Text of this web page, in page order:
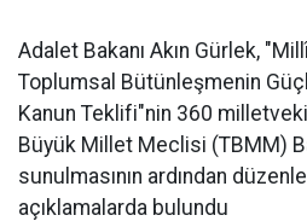
Adalet Bakanı Akın Gürlek,
Toplumsal Bütünleşmenin
Kanun Teklifi"nin 360
Büyük Millet Meclisi (TBMM)
sunulmasının ardından
açıklamalarda bulundu